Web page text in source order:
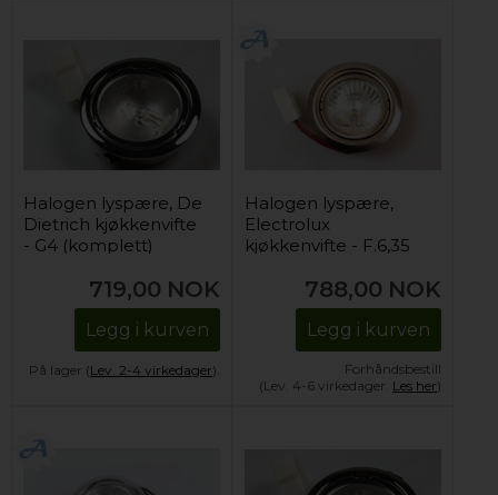
Halogen lyspære, De
Dietrich kjøkkenvifte
- G4 (komplett)
719,00 NOK
Legg i kurven
På lager (Lev. 2-4 virkedager).
Halogen lyspære,
Electrolux
kjøkkenvifte - F.6,35
788,00 NOK
Legg i kurven
Forhåndsbestill
(Lev. 4-6 virkedager. Les her)